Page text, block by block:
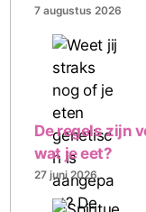
7 augustus 2026
De regels zijn
wat je eet?
27 juni 2026